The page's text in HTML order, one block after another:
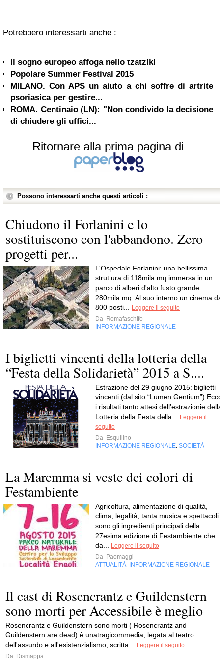
Potrebbero interessarti anche :
Il sogno europeo affoga nello tzatziki
Popolare Summer Festival 2015
MILANO. Con APS un aiuto a chi soffre di artrite
psoriasica per gestire...
ROMA. Centinaio (LN): "Non condivido la decisione
di chiudere gli uffici...
Ritornare alla prima pagina di
Possono interessarti anche questi articoli :
Chiudono il Forlanini e lo
sostituiscono con l'abbandono. Zero
progetti per...
L'Ospedale Forlanini: una bellissima
struttura di 118mila mq immersa in un
parco di alberi d'alto fusto grande
280mila mq. Al suo interno un cinema
800 posti...
Leggere il seguito
Da Romafaschifo
INFORMAZIONE REGIONALE
I biglietti vincenti della lotteria della
“Festa della Solidarietà” 2015 a S....
Estrazione del 29 giugno 2015: biglietti
vincenti (dal sito “Lumen Gentium”)
i risultati tanto attesi dell’estrazionie
Lotteria della Festa della...
Leggere il
seguito
Da Esquilino
INFORMAZIONE REGIONALE SOCIETÀ
La Maremma si veste dei colori di
Festambiente
Agricoltura, alimentazione di qualità,
clima, legalità, tanta musica e spettacoli
sono gli ingredienti principali della
27esima edizione di Festambiente che
da...
Leggere il seguito
Da Paomaggi
ATTUALITÀ
INFORMAZIONE REGIONALE
Il cast di Rosencrantz e Guildenstern
sono morti per Accessibile è meglio
Rosencrantz e Guildenstern sono morti ( Rosencrantz and
Guildenstern are dead) è unatragicommedia, legata al teatro
dell'assurdo e all'esistenzialismo, scritta...
Leggere il seguito
Da Dismappa